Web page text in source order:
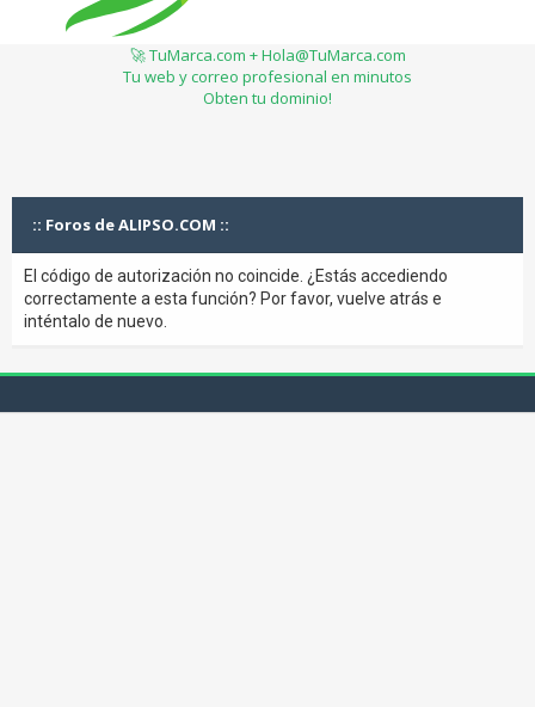
🚀 TuMarca.com + Hola@TuMarca.com
Tu web y correo profesional en minutos
Obten tu dominio!
:: Foros de ALIPSO.COM ::
El código de autorización no coincide. ¿Estás accediendo
correctamente a esta función? Por favor, vuelve atrás e
inténtalo de nuevo.